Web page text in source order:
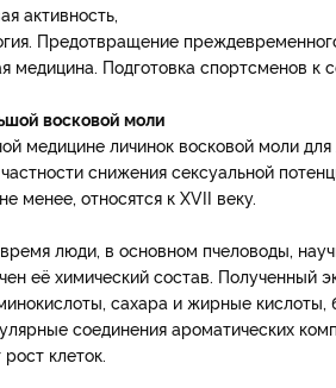
активность,
Предотвращение
медицина. Подготовка спортсменов к
восковой моли
медицине личинок восковой моли
снижения сексуальной
менее, относятся к XVII веку.
люди, в основном пчеловоды,
её химический состав. Полученный
сахара и жирные
соединения ароматических
клеток.